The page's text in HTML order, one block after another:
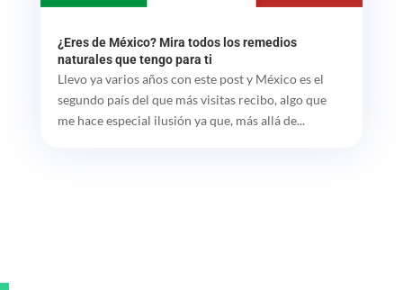
¿Eres de México? Mira todos los remedios
naturales que tengo para ti
Llevo ya varios años con este post y México es el
segundo país del que más visitas recibo, algo que
me hace especial ilusión ya que, más allá de...